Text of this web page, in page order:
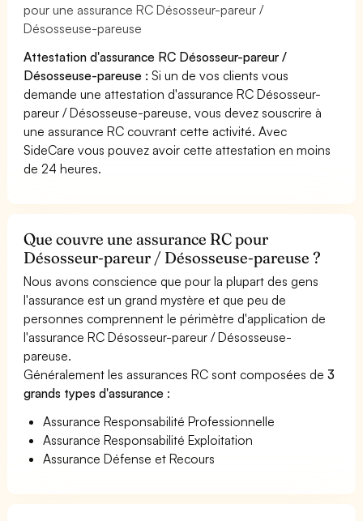
pour une assurance RC Désosseur-pareur /
Désosseuse-pareuse
Attestation d'assurance RC Désosseur-pareur /
Désosseuse-pareuse : Si un de vos clients vous
demande une attestation d'assurance RC Désosseur-
pareur / Désosseuse-pareuse, vous devez souscrire à
une assurance RC couvrant cette activité. Avec
SideCare vous pouvez avoir cette attestation en moins
de 24 heures.
Que couvre une assurance RC pour
Désosseur-pareur / Désosseuse-pareuse ?
Nous avons conscience que pour la plupart des gens
l'assurance est un grand mystère et que peu de
personnes comprennent le périmètre d'application de
l'assurance RC Désosseur-pareur / Désosseuse-
pareuse.
Généralement les assurances RC sont composées de3
grands types d'assurance :
Assurance Responsabilité Professionnelle
Assurance Responsabilité Exploitation
Assurance Défense et Recours